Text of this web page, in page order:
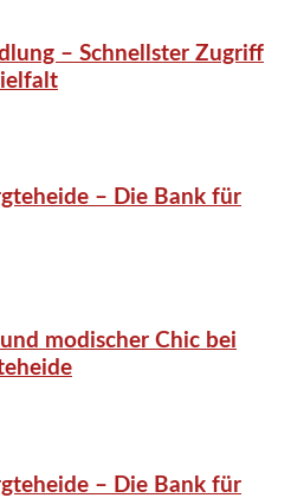
– Schnellster Zugriff
– Die Bank für
modischer Chic bei
– Die Bank für